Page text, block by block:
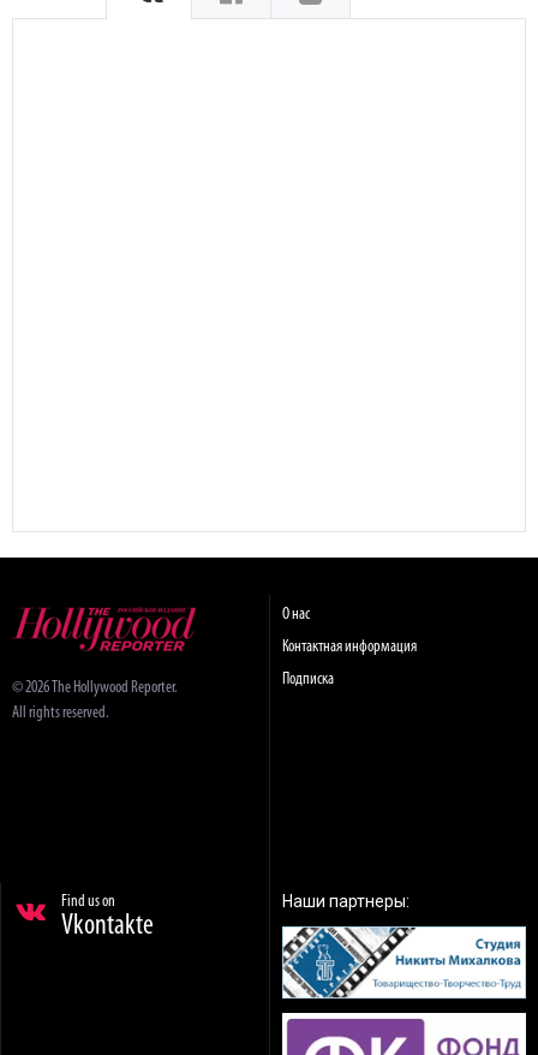
© 2026 The Hollywood Reporter.
All rights reserved.
О нас
Контактная информация
Подписка
Find us on
Vkontakte
Наши партнеры: